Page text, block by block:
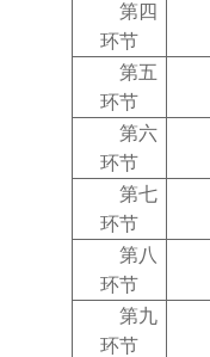
第四
环节
第五
环节
第六
环节
第七
环节
第 八
环节
第九
环节